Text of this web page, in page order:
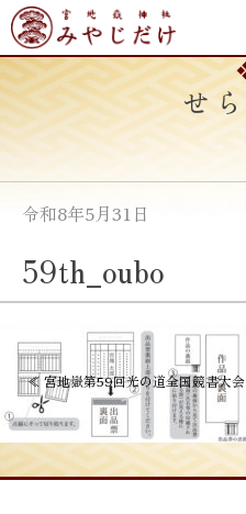
Skip
to
content
お知らせ
令和8年5月31日
59th_oubo
投
稿
ナ
ビ
≪ 宮地嶽第59回光の道全国競書大会